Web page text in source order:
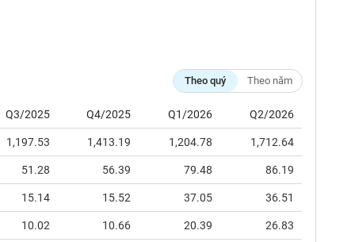
Theo quý Theo năm
Q3/2025 Q4/2025 Q1/2026 Q2/2026
1,197.53 1,413.19 1,204.78 1,712.64
51.28 56.39 79.48 86.19
15.14 15.52 37.05 36.51
10.02 10.66 20.39 26.83